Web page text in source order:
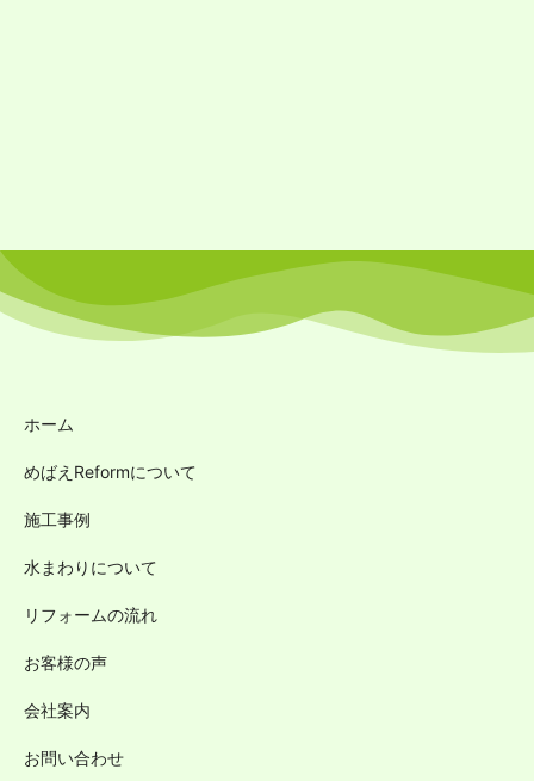
ホーム
めばえReformについて
施工事例
水まわりについて
リフォームの流れ
お客様の声
会社案内
お問い合わせ